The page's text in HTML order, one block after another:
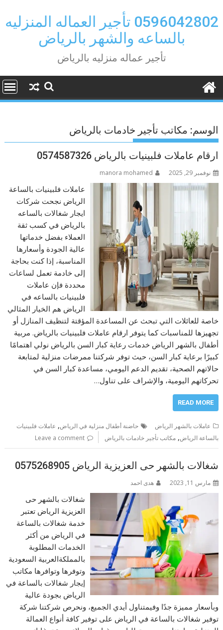
to
content
0596042802 تأجير العماله المنزليه
بالساعه والشهر بالرياض
تأجير عماله منزليه بالرياض
الوسم: مكاتب تأجير خادمات بالرياض
ارقام عاملات فلبينيات بالرياض 0574587326
نوفمبر 29, 2025 manora mohamed
عاملات فلبينيات بالساعة
الرياض نجحت شركات
ايجار شغالات بالساعه
بالرياض في كسب ثقة
العملاء بفضل خدماتها
عالية الجودة وأسعارها
المناسبة، إذا كنت بحاجة
إلى خادمة تعمل لساعات
محددة فإن عاملات
فلبينيات بالساعه في
الرياض هم الخيار المثالي
خاصة للعائلات التي تبحث عن المساعدة المؤقتة لتنظيف المنازل أو
تجهيزها للمناسبات كما يتوفر ارقام عاملات فلبينيات بالرياض. مربية
أطفال بالشهر الرياض خدمات رعاية كبار السن بالرياض نولي اهتمامًا
كبيرًا برعاية كبار السن، حيث توفر شركتنا ممرضات منزلية لمتابعة
حالاتهم الصحية، تقديم الدعم اليومي، مساعدة كبار السن في
تحركاتهم اليومية، والإشراف على تناول…
READ MORE
عاملات بالشهر الرياض حاضنة أطفال منزلية في الرياض, عاملات فلبينيات
بالساعة الرياض,مكاتب تأجير خادمات بالرياض Leave a comment
شغالات بالشهر حى العزيزية الرياض 0575268905
مارس 11, 2023 هدى احمد
شغالات بالشهر حى
العزيزية الرياض تعتبر
خدمة شغالات بالساعة
في الرياض من أكثر
الخدمات المطلوبة
بالمملكةالعربية السعودية
وتوفرها وتوافرها مكاتب
إيجار شغالات بالساعة في
الرياض بجودة عالية
وبأسعار مميزة جدًا وفيمتناول أيدي الجميع، ونحرص شركتنا شركة
توفير شغالات بالساعة في الرياض على توفير كافة أنواع العمالة